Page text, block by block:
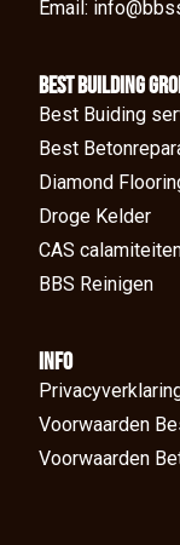
Email:
BEst Building
Best Buiding
Best
Diamond
Droge Kelder
CAS
BBS Reinigen
Info
Voorwaarden
Voorwaarden